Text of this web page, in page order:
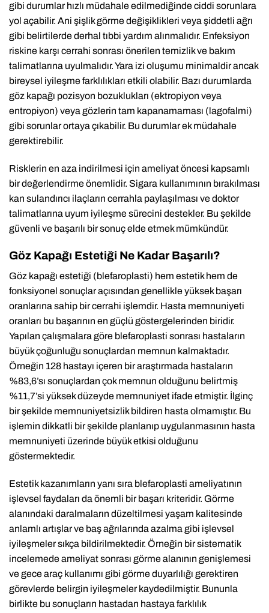
gibi durumlar hızlı müdahale edilmediğinde ciddi sorunlara
yol açabilir. Ani şişlik görme değişiklikleri veya şiddetli ağrı
gibi belirtilerde derhal tıbbi yardım alınmalıdır. Enfeksiyon
riskine karşı cerrahi sonrası önerilen temizlik ve bakım
talimatlarına uyulmalıdır. Yara izi oluşumu minimaldir ancak
bireysel iyileşme farklılıkları etkili olabilir. Bazı durumlarda
göz kapağı pozisyon bozuklukları (ektropiyon veya
entropiyon) veya gözlerin tam kapanamaması (lagofalmi)
gibi sorunlar ortaya çıkabilir. Bu durumlar ek müdahale
gerektirebilir.
Risklerin en aza indirilmesi için ameliyat öncesi kapsamlı
bir değerlendirme önemlidir. Sigara kullanımının bırakılması
kan sulandırıcı ilaçların cerrahla paylaşılması ve doktor
talimatlarına uyum iyileşme sürecini destekler. Bu şekilde
güvenli ve başarılı bir sonuç elde etmek mümkündür.
Göz Kapağı Estetiği Ne Kadar Başarılı?
Göz kapağı estetiği (blefaroplasti) hem estetik hem de
fonksiyonel sonuçlar açısından genellikle yüksek başarı
oranlarına sahip bir cerrahi işlemdir. Hasta memnuniyeti
oranları bu başarının en güçlü göstergelerinden biridir.
Yapılan çalışmalara göre blefaroplasti sonrası hastaların
büyük çoğunluğu sonuçlardan memnun kalmaktadır.
Örneğin 128 hastayı içeren bir araştırmada hastaların
%83,6’sı sonuçlardan çok memnun olduğunu belirtmiş
%11,7’si yüksek düzeyde memnuniyet ifade etmiştir. İlginç
bir şekilde memnuniyetsizlik bildiren hasta olmamıştır. Bu
işlemin dikkatli bir şekilde planlanıp uygulanmasının hasta
memnuniyeti üzerinde büyük etkisi olduğunu
göstermektedir.
Estetik kazanımların yanı sıra blefaroplasti ameliyatının
işlevsel faydaları da önemli bir başarı kriteridir. Görme
alanındaki daralmaların düzeltilmesi yaşam kalitesinde
anlamlı artışlar ve baş ağrılarında azalma gibi işlevsel
iyileşmeler sıkça bildirilmektedir. Örneğin bir sistematik
incelemede ameliyat sonrası görme alanının genişlemesi
ve gece araç kullanımı gibi görme duyarlılığı gerektiren
görevlerde belirgin iyileşmeler kaydedilmiştir. Bununla
birlikte bu sonuçların hastadan hastaya farklılık